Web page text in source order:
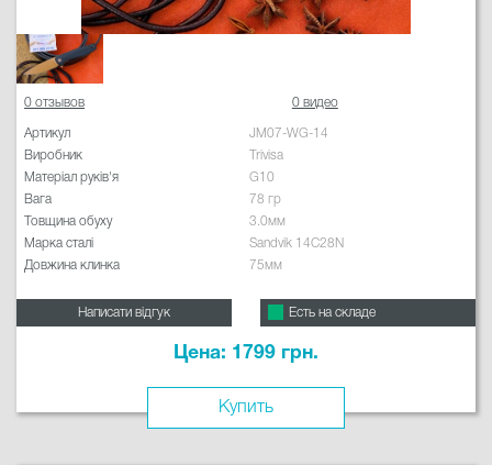
0 отзывов 0 видео
Артикул
JM07-WG-14
Виробник
Trivisa
Матеріал руків'я
G10
Вага
78 гр
Товщина обуху
3.0мм
Марка сталі
Sandvik 14C28N
Довжина клинка
75мм
Написати відгук Есть на складе
Цена: 1799 грн.
Купить